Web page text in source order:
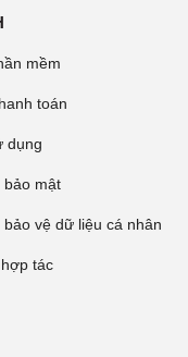
mềm
toán
dụng
bảo mật
vệ dữ liệu cá nhân
tác